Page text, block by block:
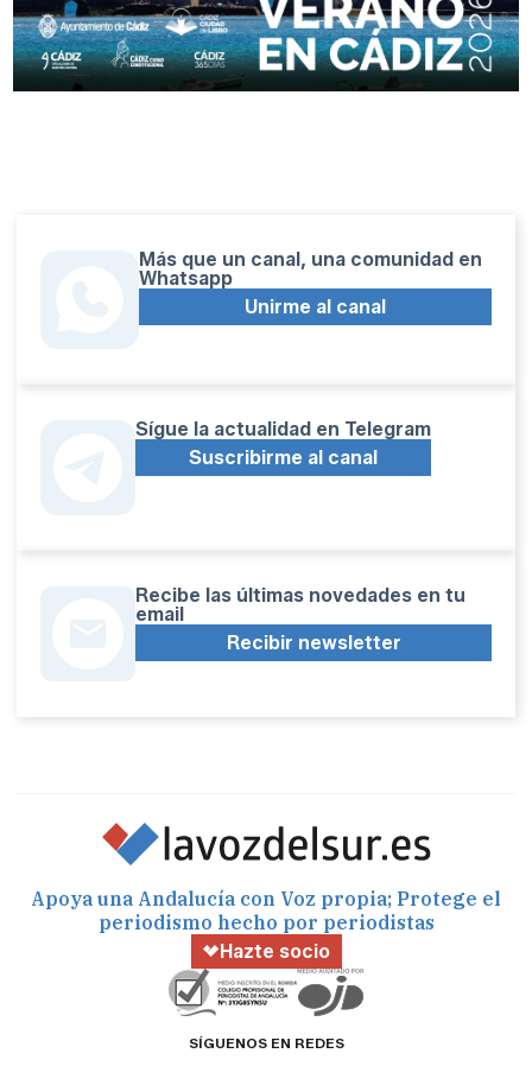
Más que un canal, una comunidad en
Whatsapp
Unirme al canal
Sígue la actualidad en Telegram
Suscribirme al canal
Recibe las últimas novedades en tu
email
Recibir newsletter
Apoya una Andalucía con Voz propia; Protege el
periodismo hecho por periodistas
Hazte socio
SÍGUENOS EN REDES